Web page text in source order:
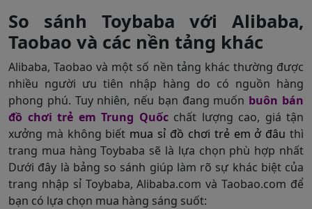
So sánh Toybaba với Alibaba,
Taobao và các nền tảng khác
Alibaba, Taobao và một số nền tảng khác thường được
nhiều người ưu tiên nhập hàng do có nguồn hàng
phong phú. Tuy nhiên, nếu bạn đang muốn buôn bán
đồ chơi trẻ em Trung Quốcchất lượng cao, giá tận
xưởng mà không biết mua sỉ đồ chơi trẻ em ở đâu thì
trang mua hàng Toybaba sẽ là lựa chọn phù hợp nhất
Dưới đây là bảng so sánh giúp làm rõ sự khác biệt của
trang nhập sỉ Toybaba, Alibaba.com và Taobao.com để
bạn có lựa chọn mua hàng sáng suốt: